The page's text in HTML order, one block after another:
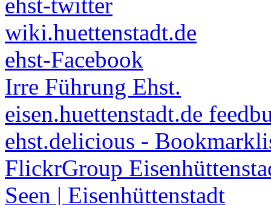
wiki.huettenstadt.de
ehst-Facebook
Irre Führung Ehst.
eisen.huettenstadt.de
ehst.delicious -
FlickrGroup
Seen | Eisenhüttenstadt